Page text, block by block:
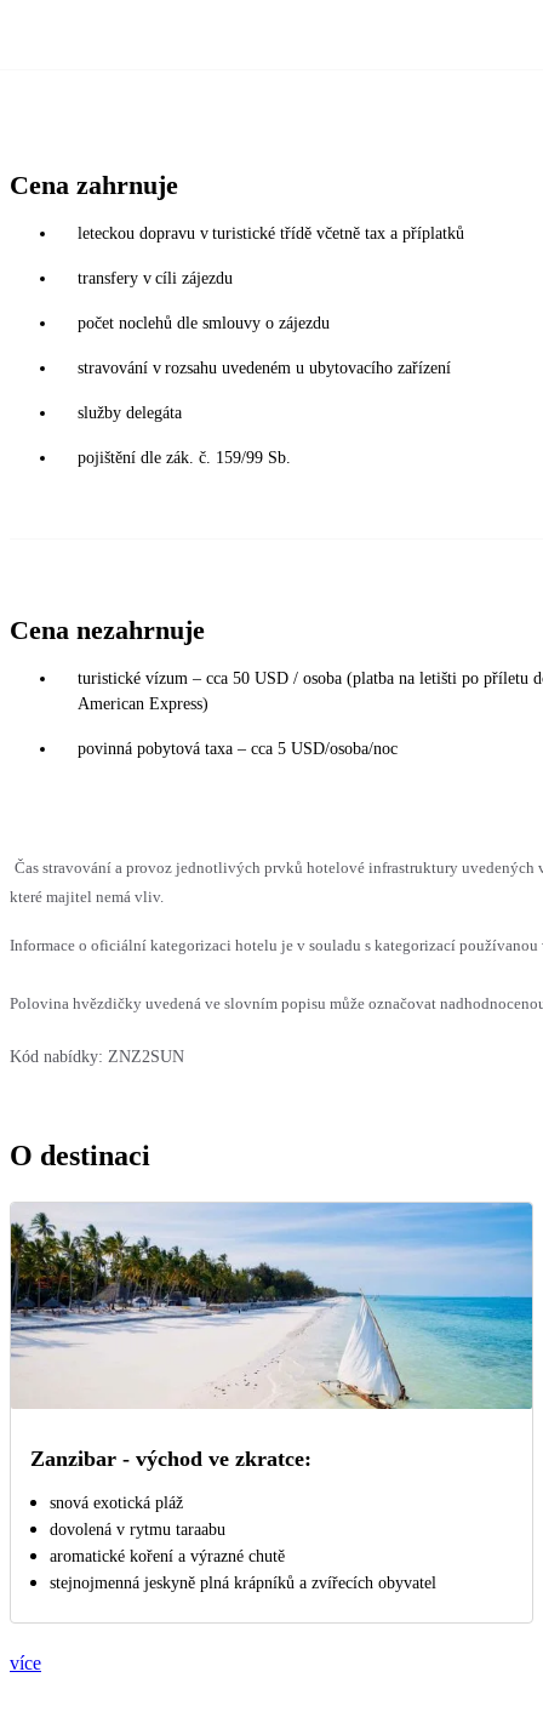
Cena zahrnuje
leteckou dopravu v turistické třídě včetně tax a příplatků
transfery v cíli zájezdu
počet noclehů dle smlouvy o zájezdu
stravování v rozsahu uvedeném u ubytovacího zařízení
služby delegáta
pojištění dle zák. č. 159/99 Sb.
Cena nezahrnuje
turistické vízum – cca 50 USD / osoba (platba na letišti po příletu
American Express)
povinná pobytová taxa – cca 5 USD/osoba/noc
Čas stravování a provoz jednotlivých prvků hotelové infrastruktury uvedených
které majitel nemá vliv.
Informace o oficiální kategorizaci hotelu je v souladu s kategorizací
Polovina hvězdičky uvedená ve slovním popisu může označovat
Kód nabídky: ZNZ2SUN
O destinaci
Zanzibar - východ ve zkratce:
snová exotická pláž
dovolená v rytmu taraabu
aromatické koření a výrazné chutě
stejnojmenná jeskyně plná krápníků a zvířecích obyvatel
více